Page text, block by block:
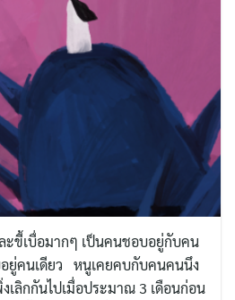
ะขี้เบื่อมากๆ เป็นคนชอบอยู่กับคน
ยู่คนเดียว หนูเคยคบกับคนคนนึง
เลิกกันไปเมื่อประมาณ 3 เดือนก่อน